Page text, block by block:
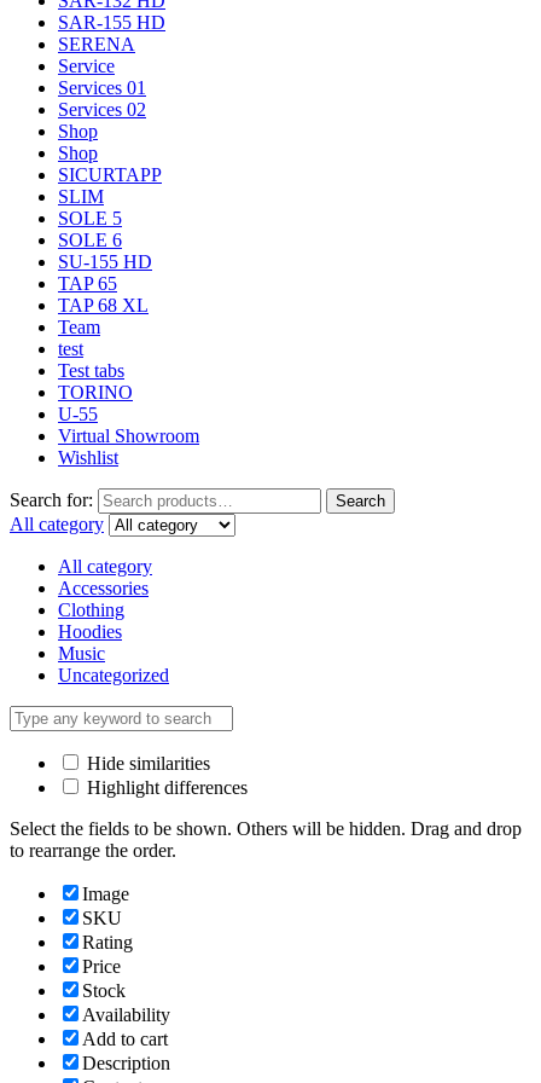
SAR-155 HD
SERENA
Service
Services 01
Services 02
Shop
Shop
SICURTAPP
SLIM
SOLE 5
SOLE 6
SU-155 HD
TAP 65
TAP 68 XL
Team
test
Test tabs
TORINO
U-55
Virtual Showroom
Wishlist
Search for: Search
All category
All category
Accessories
Clothing
Hoodies
Music
Uncategorized
Hide similarities
Highlight differences
Select the fields to be shown. Others will be hidden. Drag and drop
to rearrange the order.
Image
SKU
Rating
Price
Stock
Availability
Add to cart
Description